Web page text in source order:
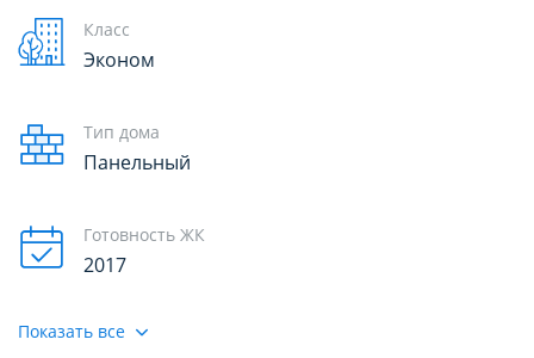
Класс
Эконом
Тип дома
Панельный
Готовность ЖК
2017
Показать все
НАСТРОЙТЕ ПАРАМЕТРЫ
ИСПОЛЬЗОВАНИЯ ФАЙЛОВ
НАСТРОЙТЕ ПАРАМЕТРЫ
ИСПОЛЬЗОВАНИЯ ФАЙЛОВ